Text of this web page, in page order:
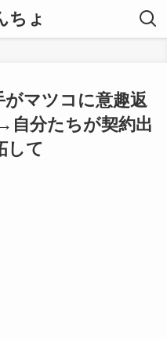
ちょ
マツコに意趣返
自分たちが契約出
して